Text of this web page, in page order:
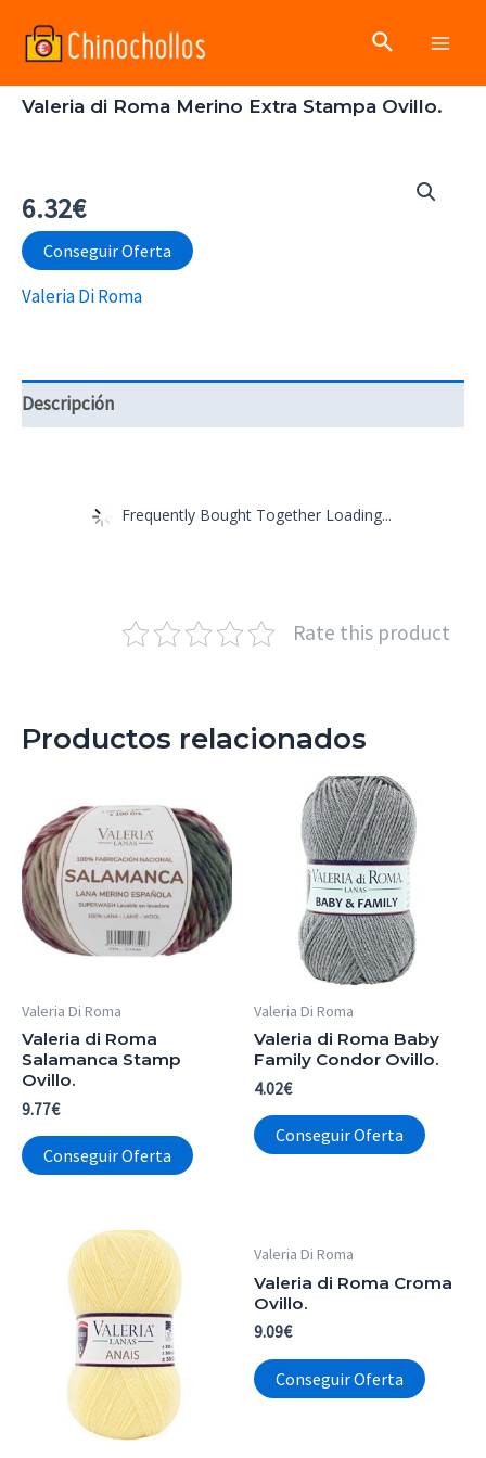
Buscar
Valeria di Roma Merino Extra Stampa Ovillo.
6.32€
Conseguir Oferta
Valeria Di Roma
Descripción
Frequently Bought Together Loading...
Rate this product
Productos relacionados
Valeria Di Roma
Valeria di Roma
Salamanca Stamp
Ovillo.
9.77€
Conseguir Oferta
Valeria Di Roma
Valeria di Roma Baby
Family Condor Ovillo.
4.02€
Conseguir Oferta
Valeria Di Roma
Valeria di Roma Croma
Ovillo.
9.09€
Conseguir Oferta